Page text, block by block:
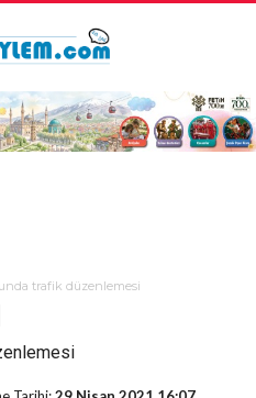
trafik düzenlemesi